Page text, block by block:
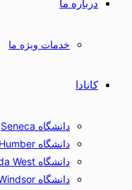
درباره ما
خدمات ویژه ما
کانادا
دانشگاه Seneca
دانشگاه Humber
دانشگاه Canada West
دانشگاه Windsor